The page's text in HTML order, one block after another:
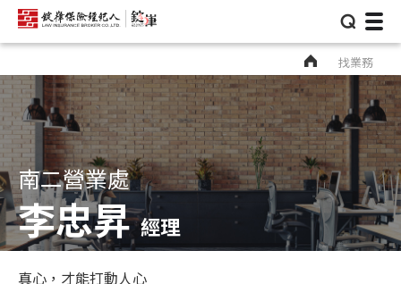
⌕
找業務
南二營業處
李忠昇 經理
真心，才能打動人心